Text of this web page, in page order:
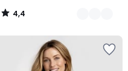
4,4
/